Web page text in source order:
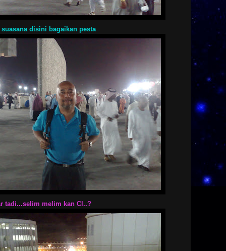
disini bagaikan pesta
tadi...selim melim kan Cl..?